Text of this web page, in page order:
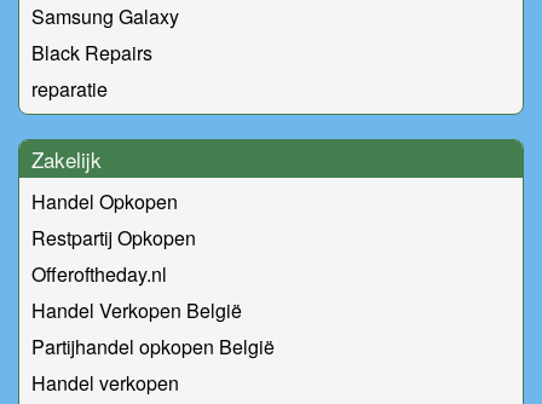
Samsung Galaxy
Black Repairs
reparatie
Zakelijk
Handel Opkopen
Restpartij Opkopen
Offeroftheday.nl
Handel Verkopen België
Partijhandel opkopen België
Handel verkopen